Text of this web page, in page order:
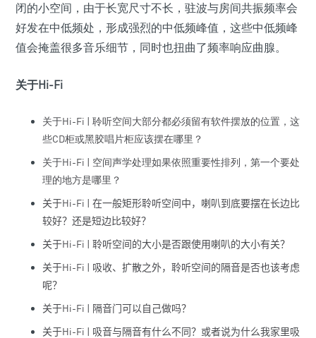
闭的小空间，由于长宽尺寸不长，驻波与房间共振频率会
好发在中低频处，形成强烈的中低频峰值，这些中低频峰
值会掩盖很多音乐细节，同时也扭曲了频率响应曲腺。
关于Hi-Fi
关于Hi-Fi | 聆听空间大部分都必须留有软件摆放的位置，这
些CD柜或黑胶唱片柜应该摆在哪里？
关于Hi-Fi | 空间声学处理如果依照重要性排列，第一个要处
理的地方是哪里？
关于Hi-Fi | 在一般矩形聆听空间中，喇叭到底要摆在长边比
较好？还是短边比较好？
关于Hi-Fi | 聆听空间的大小是否跟使用喇叭的大小有关？
关于Hi-Fi | 吸收、扩散之外，聆听空间的隔音是否也该考虑
呢？
关于Hi-Fi | 隔音门可以自己做吗？
关于Hi-Fi | 吸音与隔音有什么不同？或者说为什么我家里吸